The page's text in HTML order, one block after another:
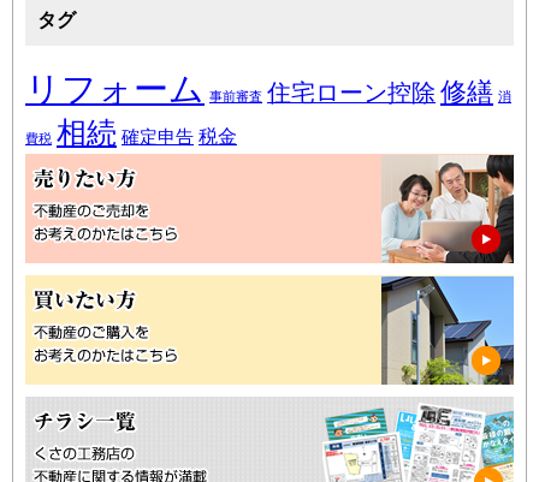
タグ
リフォーム 事前審査 住宅ローン控除 修繕 消
費税 相続 確定申告 税金